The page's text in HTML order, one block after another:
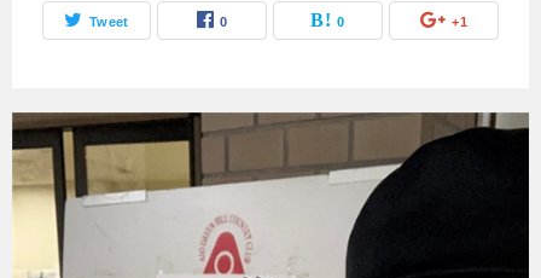
Tweet 0 0 +1